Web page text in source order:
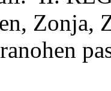
Zonja,